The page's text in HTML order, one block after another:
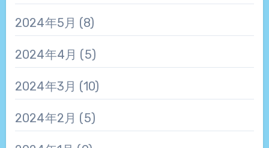
2024年5月 (8)
2024年4月 (5)
2024年3月 (10)
2024年2月 (5)